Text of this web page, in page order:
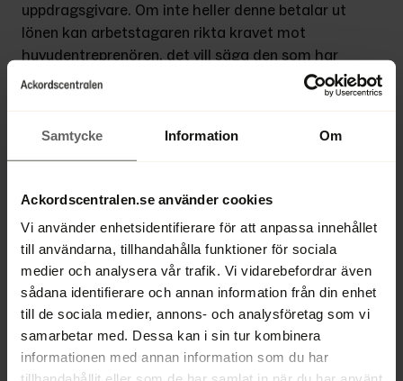
Samtycke Information Om
Ackordscentralen.se använder cookies
Vi använder enhetsidentifierare för att anpassa innehållet
till användarna, tillhandahålla funktioner för sociala
medier och analysera vår trafik. Vi vidarebefordrar även
sådana identifierare och annan information från din enhet
till de sociala medier, annons- och analysföretag som vi
samarbetar med. Dessa kan i sin tur kombinera
informationen med annan information som du har
uppdragsgivare. Om inte heller denne betalar ut
lönen kan arbetstagaren rikta kravet mot
huvudentreprenören, det vill säga den som har
entre­prenadavtalet med beställaren av
Syftet med lagen är att förhindra osund
konkurrens i byggsektorn. Entreprenörer högre
underentreprenörer, eftersom de i annat fall
riskerar att tvingas betala löner till andra än sina
egna anställda. Utbetalande entreprenör högre
upp i kedjan får visserligen enligt lagen en
regressfordran mot arbetstagarens arbetsgivare.
konkurs finns viss risk för att oseriösa kommer